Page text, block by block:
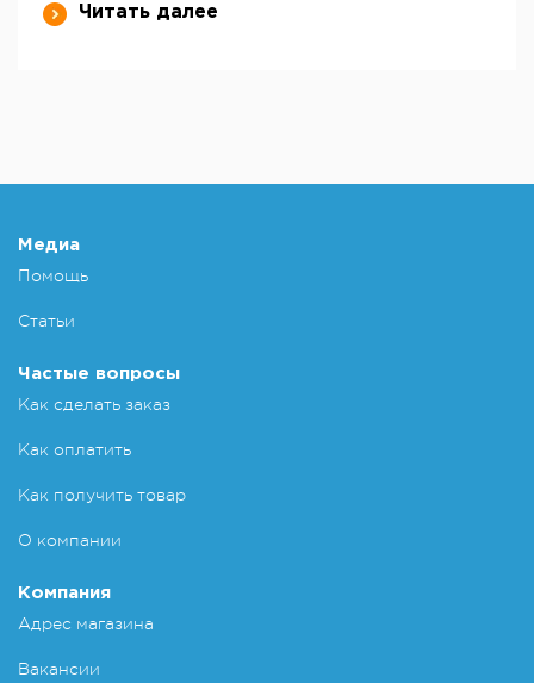
Читать далее
Медиа
Помощь
Статьи
Частые вопросы
Как сделать заказ
Как оплатить
Как получить товар
О компании
Компания
Адрес магазина
Вакансии